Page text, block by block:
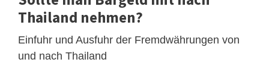
Thailand nehmen?
Einfuhr und Ausfuhr der Fremdwährungen von
und nach Thailand